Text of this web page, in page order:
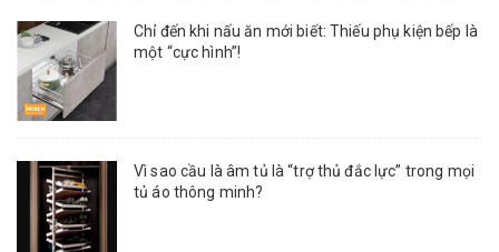
Chỉ đến khi nấu ăn mới biết: Thiếu phụ kiện bếp là
một “cực hình”!
Vì sao cầu là âm tủ là “trợ thủ đắc lực” trong mọi
tủ áo thông minh?